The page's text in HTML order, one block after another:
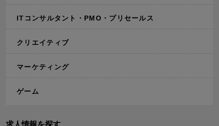
ITコンサルタント・PMO・プリセールス
クリエイティブ
マーケティング
ゲーム